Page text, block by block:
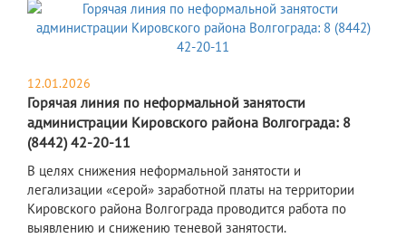
12.01.2026
Горячая линия по неформальной занятости
администрации Кировского района Волгограда: 8
(8442) 42-20-11
В целях снижения неформальной занятости и
легализации «серой» заработной платы на территории
Кировского района Волгограда проводится работа по
выявлению и снижению теневой занятости.